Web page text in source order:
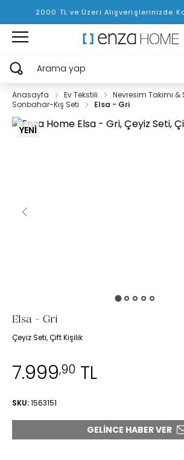
2000 TL ve Üzeri Alışverişlerinizde
Arama yap
Anasayfa Ev Tekstili Nevresim Takımı &
Sonbahar-Kış Seti
Elsa - Gri
YENİ
Elsa - Gri
Çeyiz Seti, Çift Kişilik
7.999,90 TL
SKU:1563151
GELINCE HABER VER